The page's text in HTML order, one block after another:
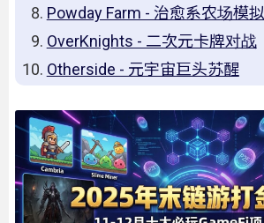
Powday Farm - 治愈系农场模拟
OverKnights - 二次元卡牌对战
Otherside - 元宇宙巨头苏醒